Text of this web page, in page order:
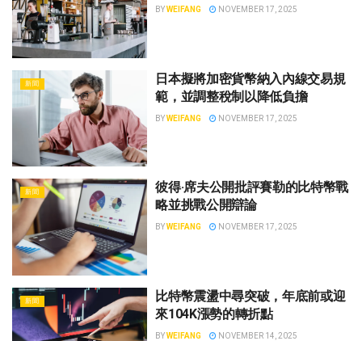
BYWEIFANG NOVEMBER 17, 2025
新聞
日本擬將加密貨幣納入內線交易規
範，並調整稅制以降低負擔
BYWEIFANG NOVEMBER 17, 2025
新聞
彼得·席夫公開批評賽勒的比特幣戰
略並挑戰公開辯論
BYWEIFANG NOVEMBER 17, 2025
新聞
比特幣震盪中尋突破，年底前或迎
來104K漲勢的轉折點
BYWEIFANG NOVEMBER 14, 2025